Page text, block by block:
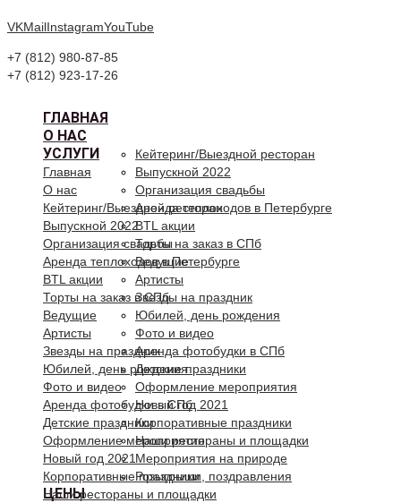
VKMailInstagramYouTube
+7 (812) 980-87-85
+7 (812) 923-17-26
ГЛАВНАЯ
О НАС
УСЛУГИ
Кейтеринг/Выездной ресторан
Выпускной 2022
Организация свадьбы
Аренда теплоходов в Петербурге
BTL акции
Торты на заказ в СПб
Ведущие
Артисты
Звезды на праздник
Юбилей, день рождения
Фото и видео
Аренда фотобудки в СПб
Детские праздники
Оформление мероприятия
Новый год 2021
Корпоративные праздники
Наши рестораны и площадки
Мероприятия на природе
Розыгрыши, поздравления
ЦЕНЫ
Главная
О нас
Кейтеринг/Выездной ресторан
Выпускной 2022
Организация свадьбы
Аренда теплоходов в Петербурге
BTL акции
Торты на заказ в СПб
Ведущие
Артисты
Звезды на праздник
Юбилей, день рождения
Фото и видео
Аренда фотобудки в СПб
Детские праздники
Оформление мероприятия
Новый год 2021
Корпоративные праздники
Наши рестораны и площадки